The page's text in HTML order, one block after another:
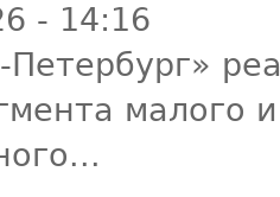
- 14:16
Петербург»
малого